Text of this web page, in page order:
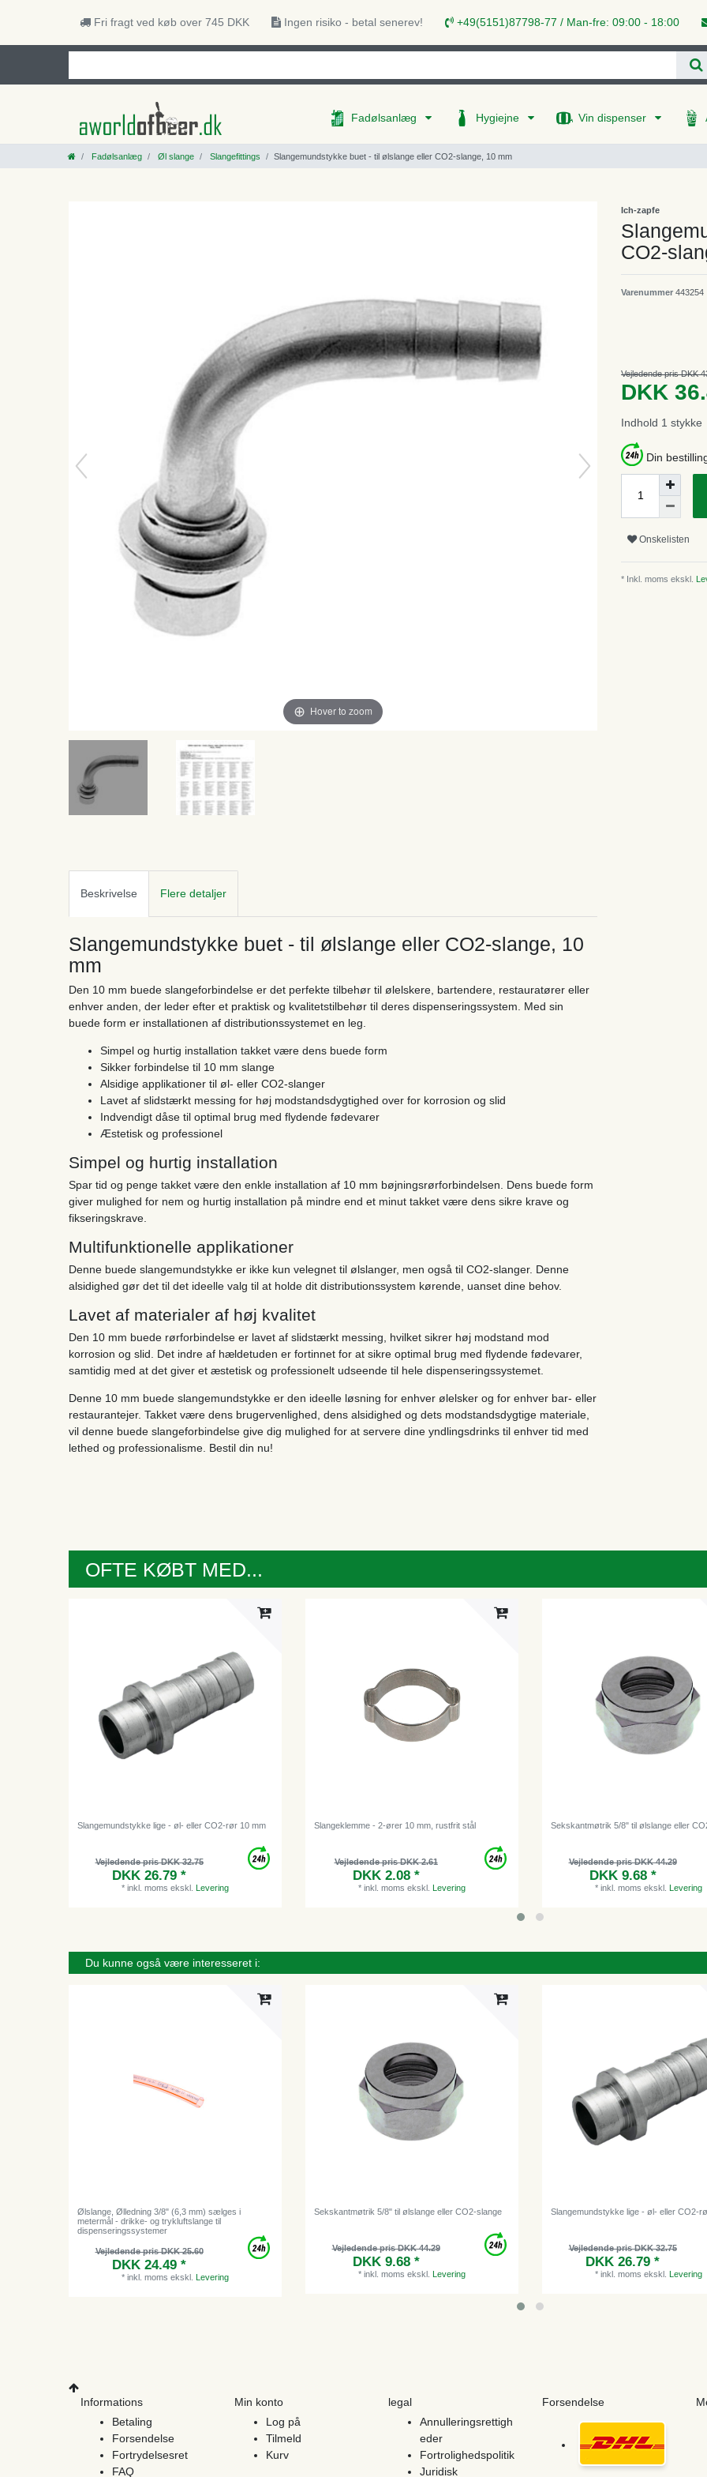
Fri fragt ved køb over 745 DKK Ingen risiko - betal senerev! +49(5151)87798-77 / Man-fre: 09:00 - 18:00
Fadølsanlæg Hygiejne Vin dispenser
Fadølsanlæg Øl slange Slangefittings Slangemundstykke buet - til ølslange eller CO2-slange, 10 mm
Hover to zoom
Ich-zapfe
CO2-
Varenummer 443254
Vejledende pris DKK
DKK
Indhold 1 stykke
Din
Onskelisten
* Inkl. moms ekskl.
Beskrivelse Flere detaljer
Slangemundstykke buet - til ølslange eller CO2-slange, 10
mm
Den 10 mm buede slangeforbindelse er det perfekte tilbehør til ølelskere, bartendere, restauratører eller
enhver anden, der leder efter et praktisk og kvalitetstilbehør til deres dispenseringssystem. Med sin
buede form er installationen af ​​distributionssystemet en leg.
Simpel og hurtig installation takket være dens buede form
Sikker forbindelse til 10 mm slange
Alsidige applikationer til øl- eller CO2-slanger
Lavet af slidstærkt messing for høj modstandsdygtighed over for korrosion og slid
Indvendigt dåse til optimal brug med flydende fødevarer
Æstetisk og professionel
Simpel og hurtig installation
Spar tid og penge takket være den enkle installation af 10 mm bøjningsrørforbindelsen. Dens buede form
giver mulighed for nem og hurtig installation på mindre end et minut takket være dens sikre krave og
fikseringskrave.
Multifunktionelle applikationer
Denne buede slangemundstykke er ikke kun velegnet til ølslanger, men også til CO2-slanger. Denne
alsidighed gør det til det ideelle valg til at holde dit distributionssystem kørende, uanset dine behov.
Lavet af materialer af høj kvalitet
Den 10 mm buede rørforbindelse er lavet af slidstærkt messing, hvilket sikrer høj modstand mod
korrosion og slid. Det indre af hældetuden er fortinnet for at sikre optimal brug med flydende fødevarer,
samtidig med at det giver et æstetisk og professionelt udseende til hele dispenseringssystemet.
Denne 10 mm buede slangemundstykke er den ideelle løsning for enhver ølelsker og for enhver bar- eller
restaurantejer. Takket være dens brugervenlighed, dens alsidighed og dets modstandsdygtige materiale,
vil denne buede slangeforbindelse give dig mulighed for at servere dine yndlingsdrinks til enhver tid med
lethed og professionalisme. Bestil din nu!
OFTE KØBT MED...
Slangemundstykke lige - øl- eller CO2-rør 10 mm
Vejledende pris DKK 32.75
DKK 26.79 *
* inkl. moms ekskl. Levering
Slangeklemme - 2-ører 10 mm, rustfrit stål
Vejledende pris DKK 2.61
DKK 2.08 *
* inkl. moms ekskl. Levering
Sekskantmøtrik 5/8" til ølslange eller
Vejledende pris DKK 44.29
DKK 9.68 *
* inkl. moms ekskl. Levering
Du kunne også være interesseret i:
Ølslange, Ølledning 3/8" (6,3 mm) sælges i
metermål - drikke- og trykluftslange til
dispenseringssystemer
Vejledende pris DKK 25.60
DKK 24.49 *
* inkl. moms ekskl. Levering
Sekskantmøtrik 5/8" til ølslange eller CO2-slange
Vejledende pris DKK 44.29
DKK 9.68 *
* inkl. moms ekskl. Levering
Slangemundstykke lige - øl- eller CO2-
Vejledende pris DKK 32.75
DKK 26.79 *
* inkl. moms ekskl. Levering
Informations
Betaling
Forsendelse
Fortrydelsesret
FAQ
Min konto
Log på
Tilmeld
Kurv
legal
Annulleringsrettigh
eder
Fortrolighedspolitik
Juridisk
Forsendelse